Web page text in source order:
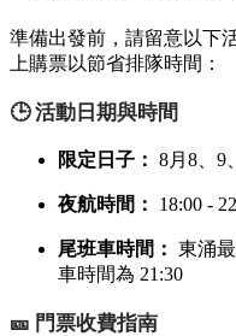
準備出發前，請留意以下
上購票以節省排隊時間：
🕒 活動日期與時間
限定日子： 8月8、9
夜航時間： 18:00 -
尾班車時間： 東涌
車時間為 21:30
🎫 門票收費指南